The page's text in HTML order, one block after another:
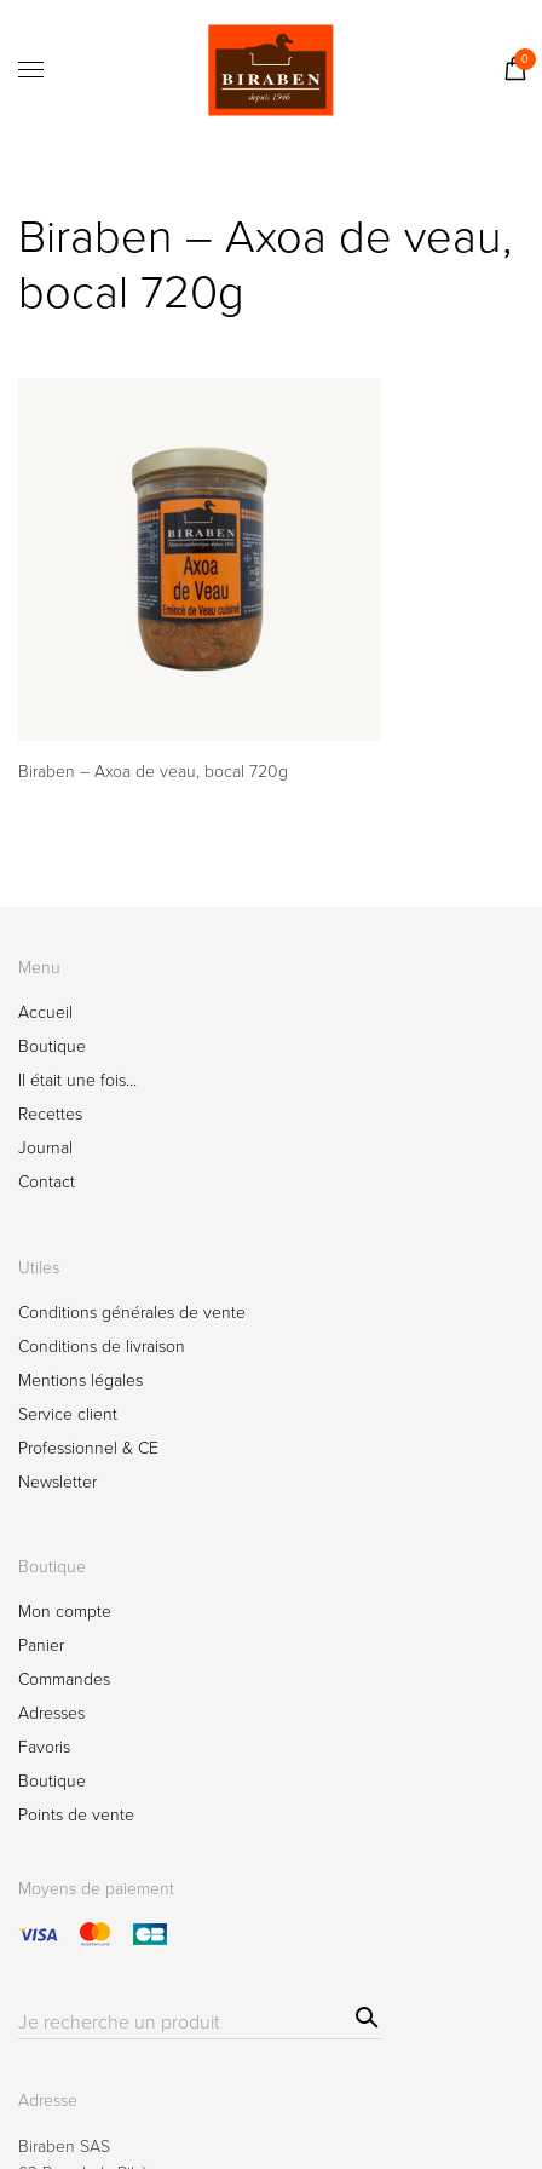
0
Contact
Biraben – Axoa de veau,
bocal 720g
Biraben – Axoa de veau, bocal 720g
Menu
Accueil
Boutique
Il était une fois…
Recettes
Journal
Contact
Utiles
Conditions générales de vente
Conditions de livraison
Mentions légales
Service client
Professionnel & CE
Newsletter
Boutique
Mon compte
Panier
Commandes
Adresses
Favoris
Boutique
Points de vente
Moyens de paiement
Résultat(s)
Sear
ch
Adresse
Biraben SAS